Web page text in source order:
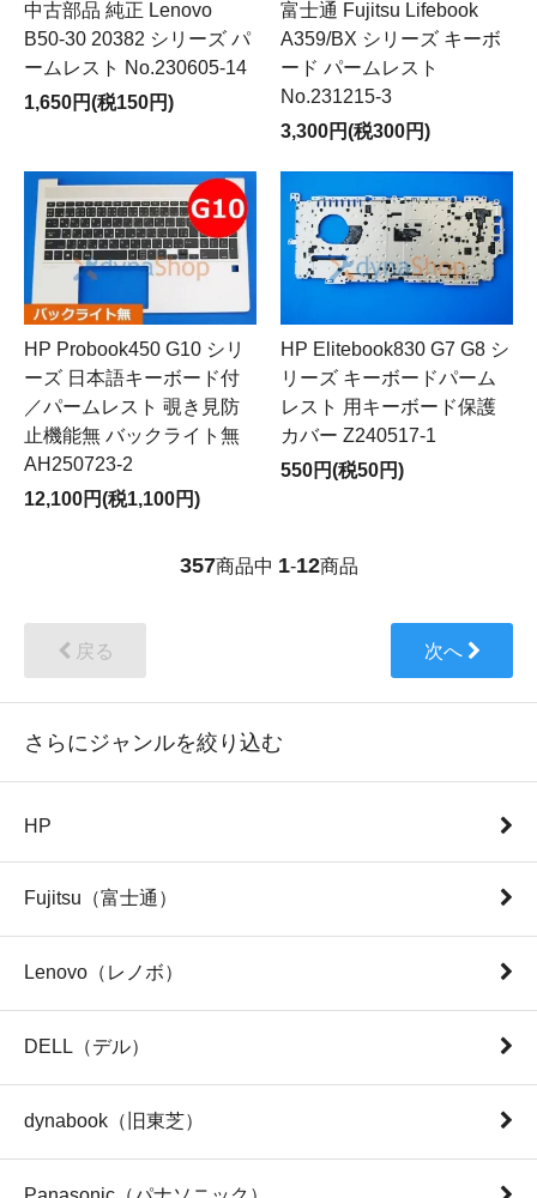
中古部品 純正 Lenovo
B50-30 20382 シリーズ パ
ームレスト No.230605-14
1,650円(税150円)
富士通 Fujitsu Lifebook
A359/BX シリーズ キーボ
ード パームレスト
No.231215-3
3,300円(税300円)
HP Probook450 G10 シリ
ーズ 日本語キーボード付
／パームレスト 覗き見防
止機能無 バックライト無
AH250723-2
12,100円(税1,100円)
HP Elitebook830 G7 G8 シ
リーズ キーボードパーム
レスト 用キーボード保護
カバー Z240517-1
550円(税50円)
357商品中 1-12商品
戻る 次へ
さらにジャンルを絞り込む
HP
Fujitsu（富士通）
Lenovo（レノボ）
DELL（デル）
dynabook（旧東芝）